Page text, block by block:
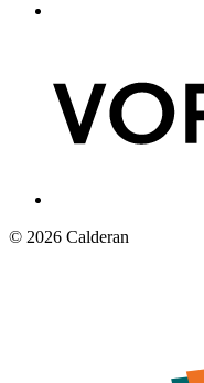
© 2026 Calderan